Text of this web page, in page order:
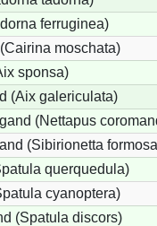
ferruginea)
moschata)
sponsa)
(Aix galericulata)
(Nettapus
(Sibirionetta
querquedula)
cyanoptera)
(Spatula discors)